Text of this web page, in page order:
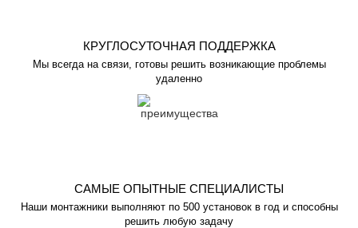
КРУГЛОСУТОЧНАЯ ПОДДЕРЖКА
Мы всегда на связи, готовы решить возникающие проблемы
удаленно
САМЫЕ ОПЫТНЫЕ СПЕЦИАЛИСТЫ
Наши монтажники выполняют по 500 установок в год и способны
решить любую задачу